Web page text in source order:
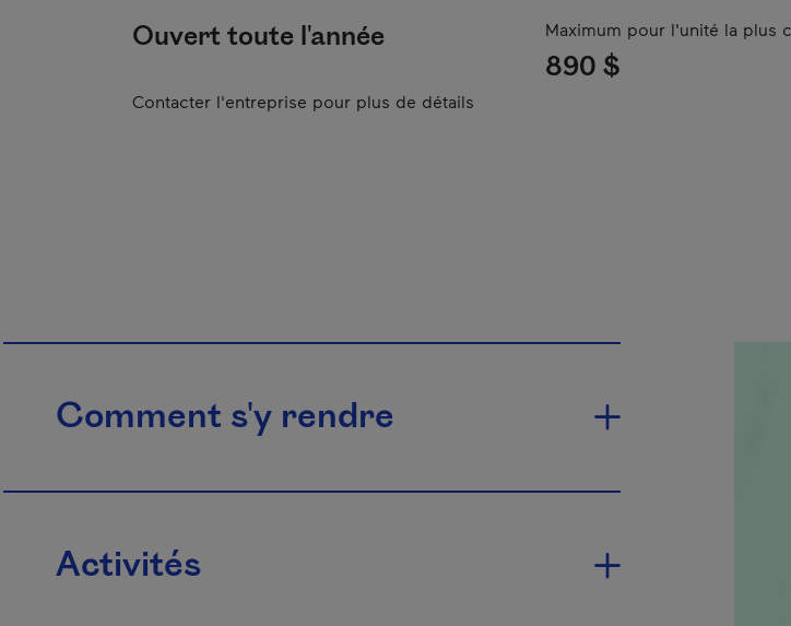
Ouvert toute l'année
Contacter l'entreprise pour plus de détails
Maximum pour l'unité la plus
890 $
Comment s'y rendre
Activités